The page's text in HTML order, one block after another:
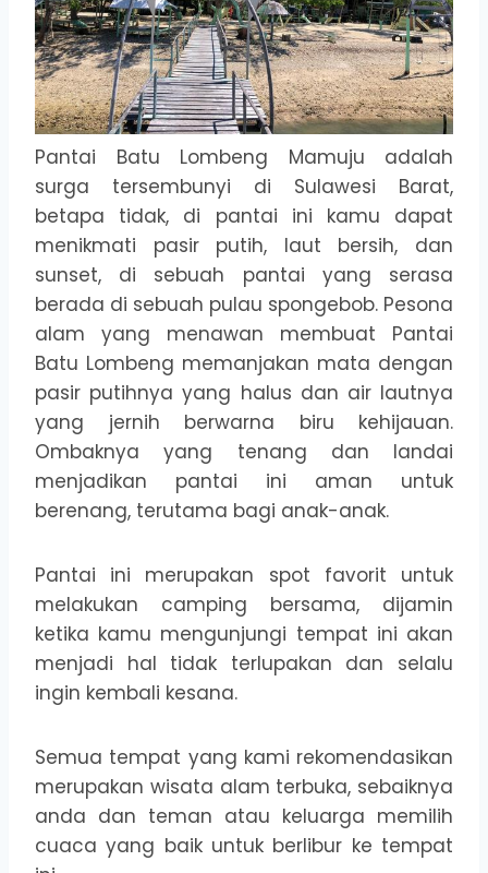
Pantai Batu Lombeng Mamuju adalah
surga tersembunyi di Sulawesi Barat,
betapa tidak, di pantai ini kamu dapat
menikmati pasir putih, laut bersih, dan
sunset, di sebuah pantai yang serasa
berada di sebuah pulau spongebob. Pesona
alam yang menawan membuat Pantai
Batu Lombeng memanjakan mata dengan
pasir putihnya yang halus dan air lautnya
yang jernih berwarna biru kehijauan.
Ombaknya yang tenang dan landai
menjadikan pantai ini aman untuk
berenang, terutama bagi anak-anak.
Pantai ini merupakan spot favorit untuk
melakukan camping bersama, dijamin
ketika kamu mengunjungi tempat ini akan
menjadi hal tidak terlupakan dan selalu
ingin kembali kesana.
Semua tempat yang kami rekomendasikan
merupakan wisata alam terbuka, sebaiknya
anda dan teman atau keluarga memilih
cuaca yang baik untuk berlibur ke tempat